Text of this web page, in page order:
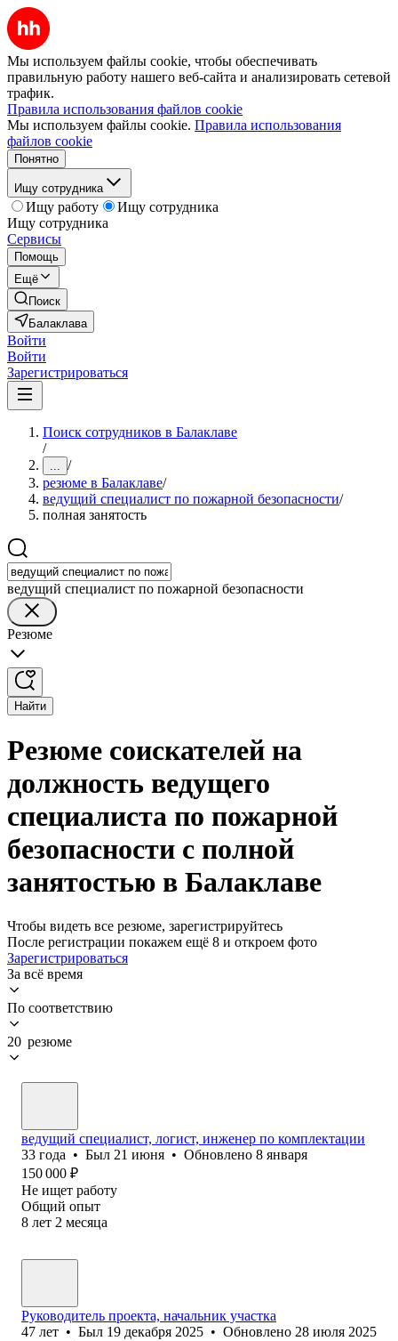
Мы используем файлы cookie, чтобы обеспечивать
правильную работу нашего веб-сайта и анализировать сетевой
трафик.
Правила использования файлов cookie
Мы используем файлы cookie. Правила использования
файлов cookie
Понятно
Ищу сотрудника
Ищу работу
Ищу сотрудника
Ищу сотрудника
Сервисы
Помощь
Ещё
Поиск
Балаклава
Войти
Войти
Зарегистрироваться
Поиск сотрудников в Балаклаве
/
... /
резюме в Балаклаве/
ведущий специалист по пожарной безопасности/
полная занятость
ведущий специалист по пожарной безопасности
Резюме
Найти
Резюме соискателей на
должность ведущего
специалиста по пожарной
безопасности с полной
занятостью в Балаклаве
Чтобы видеть все резюме, зарегистрируйтесь
После регистрации покажем ещё 8 и откроем фото
Зарегистрироваться
За всё время
По соответствию
20 резюме
ведущий специалист, логист, инженер по комплектации
33 года • Был 21 июня • Обновлено 8 января
150 000 ₽
Не ищет работу
Общий опыт
8 лет 2 месяца
Руководитель проекта, начальник участка
47 лет • Был 19 декабря 2025 • Обновлено 28 июля 2025